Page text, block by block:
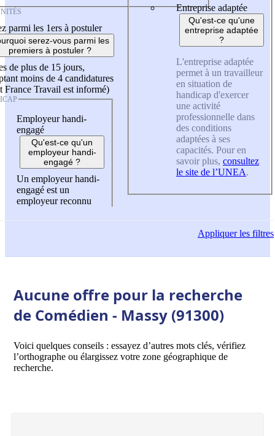
parmi les 1ers à postuler
serez-vous parmi les
premiers à postuler ?
de plus de 15 jours,
moins de 4 candidatures
France Travail est informé)
Employeur handi-
engagé
Qu'est-ce qu'un
employeur handi-
engagé ?
Un employeur handi-
engagé est un
employeur reconnu
Entreprise adaptée
Qu'est-ce qu'une
entreprise adaptée
?
L'entreprise adaptée
permet à un travailleur
en situation de
handicap d'exercer
une activité
professionnelle dans
des conditions
adaptées à ses
capacités. Pour en
savoir plus, consultez
le site de l’UNEA.
Appliquerles filtres
Aucune offre pour la recherche
de Comédien - Massy (91300)
Voici quelques conseils : essayez d’autres mots clés, vérifiez
l’orthographe ou élargissez votre zone géographique de
recherche.